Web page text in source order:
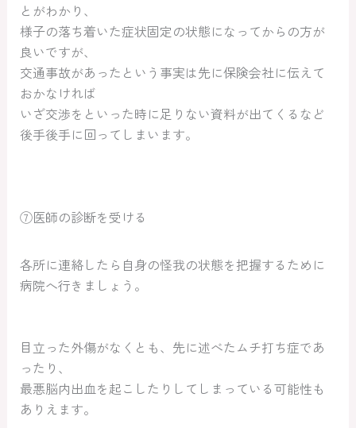
とがわかり、
様子の落ち着いた症状固定の状態になってからの方が
良いですが、
交通事故があったという事実は先に保険会社に伝えて
おかなければ
いざ交渉をといった時に足りない資料が出てくるなど
後手後手に回ってしまいます。
⑦医師の診断を受ける
各所に連絡したら自身の怪我の状態を把握するために
病院へ行きましょう。
目立った外傷がなくとも、先に述べたムチ打ち症であ
ったり、
最悪脳内出血を起こしたりしてしまっている可能性も
ありえます。